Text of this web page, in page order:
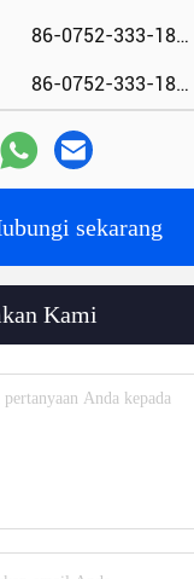
86-0752-333-1862
86-0752-333-1862
sekarang
Kami